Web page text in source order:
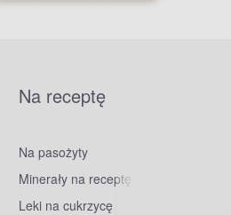
Na receptę
Na pasożyty
Minerały na receptę
Leki na cukrzycę